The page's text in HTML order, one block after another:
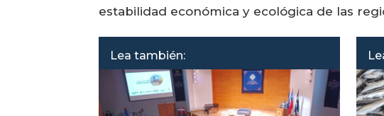
estabilidad económica y ecológica de las
Lea también: